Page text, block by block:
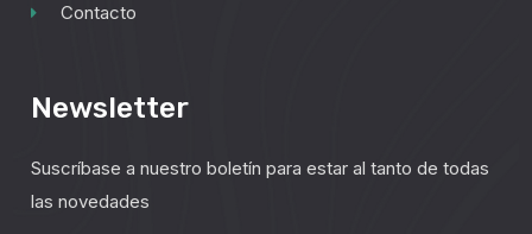
Contacto
Newsletter
Suscríbase a nuestro boletín para estar al tanto de todas
las novedades